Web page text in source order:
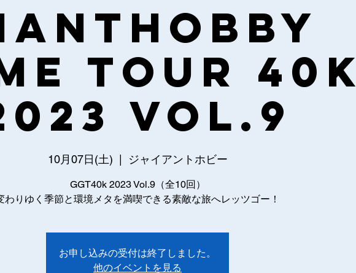
TOUR 40k
Vol.9
10月07日(土) ジャイアントホビー
GGT40k 2023 Vol.9（全10回）
わりゆく季節と環境メタを満喫できる素敵な旅へレッツゴー！
お申し込みの受付は終了しました。
他のイベントを見る